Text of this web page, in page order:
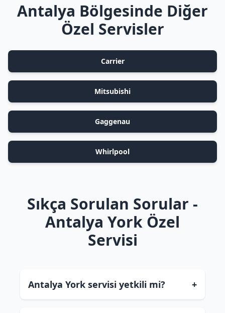
Antalya Bölgesinde Diğer
Özel Servisler
Carrier
Mitsubishi
Gaggenau
Whirlpool
Sıkça Sorulan Sorular -
Antalya York Özel
Servisi
Antalya York servisi yetkili mi? +